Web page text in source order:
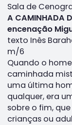
Sala de
A CAMINHADA
encenação
texto Inês
m/6
Quando o
caminhada
uma última
qualquer, era
sobre o fim,
crianças ou